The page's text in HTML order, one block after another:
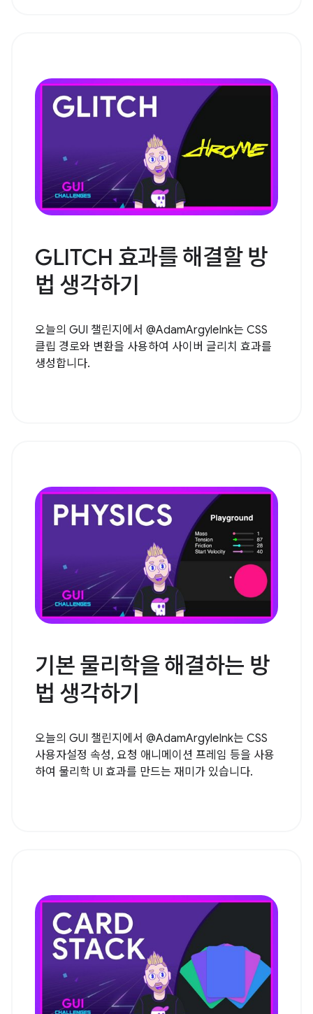
GLITCH 효과를 해결할 방
법 생각하기
오늘의 GUI 챌린지에서 @AdamArgyleInk는 CSS
클립 경로와 변환을 사용하여 사이버 글리치 효과를
생성합니다.
기본 물리학을 해결하는 방
법 생각하기
오늘의 GUI 챌린지에서 @AdamArgyleInk는 CSS
사용자설정 속성, 요청 애니메이션 프레임 등을 사용
하여 물리학 UI 효과를 만드는 재미가 있습니다.